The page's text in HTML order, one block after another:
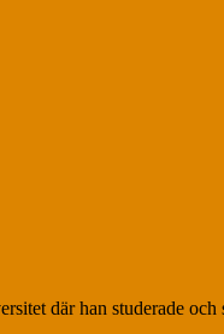
där han studerade